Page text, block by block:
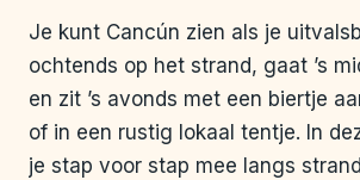
Je kunt Cancún zien als je
ochtends op het strand, gaat ’s
en zit ’s avonds met een biertje
of in een rustig lokaal tentje. In
je stap voor stap mee langs